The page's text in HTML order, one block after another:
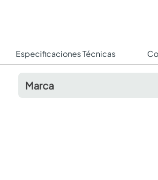
Especificaciones Técnicas
Marca